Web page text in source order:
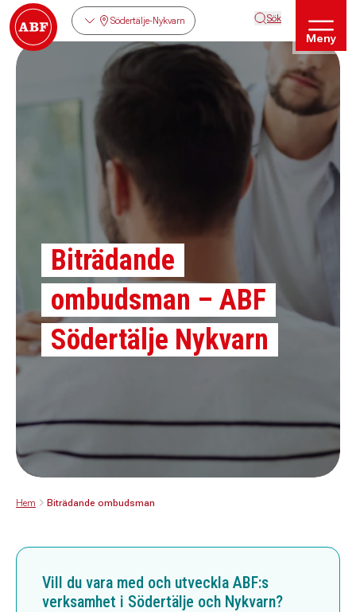
Södertälje-Nykvarn Sök
Meny
Biträdande
ombudsman – ABF
Södertälje Nykvarn
Hem Biträdande ombudsman
Vill du vara med och utveckla ABF:s
verksamhet i Södertälje och Nykvarn?